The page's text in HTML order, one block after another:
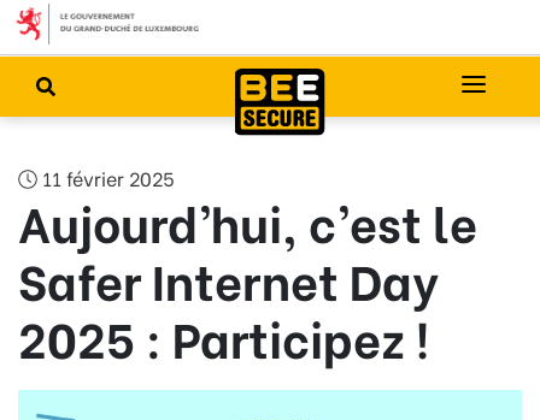
11 février 2025
Aujourd’hui, c’est le
Safer Internet Day
2025 : Participez !